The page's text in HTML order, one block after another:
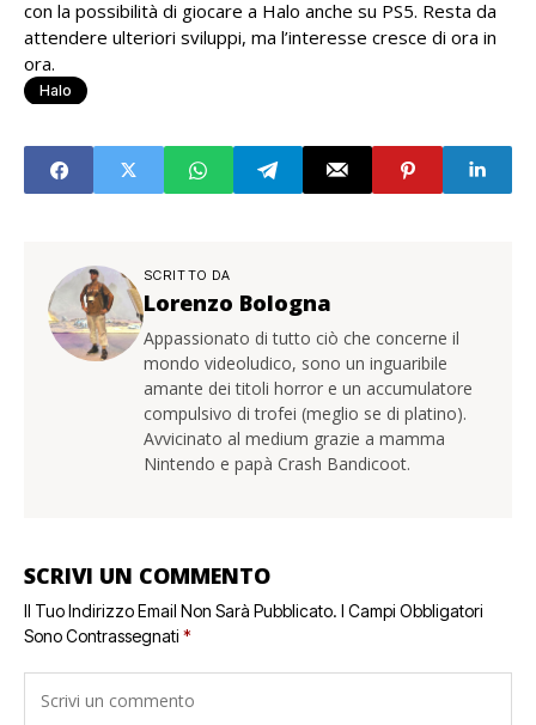
con la possibilità di giocare a Halo anche su PS5. Resta da
attendere ulteriori sviluppi, ma l’interesse cresce di ora in
ora.
Halo
SCRITTO DA
Lorenzo Bologna
Appassionato di tutto ciò che concerne il
mondo videoludico, sono un inguaribile
amante dei titoli horror e un accumulatore
compulsivo di trofei (meglio se di platino).
Avvicinato al medium grazie a mamma
Nintendo e papà Crash Bandicoot.
SCRIVI UN COMMENTO
Il Tuo Indirizzo Email Non Sarà Pubblicato. I Campi Obbligatori
Sono Contrassegnati *